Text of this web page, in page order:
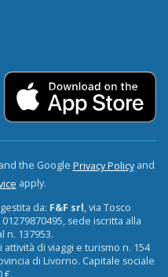
the Google Privacy Policyand
apply.
da: F&F srl, via Tosco
01279870495, sede iscritta alla
n. 137953.
di viaggi e turismo n. 154
di Livorno. Capitale sociale
€.